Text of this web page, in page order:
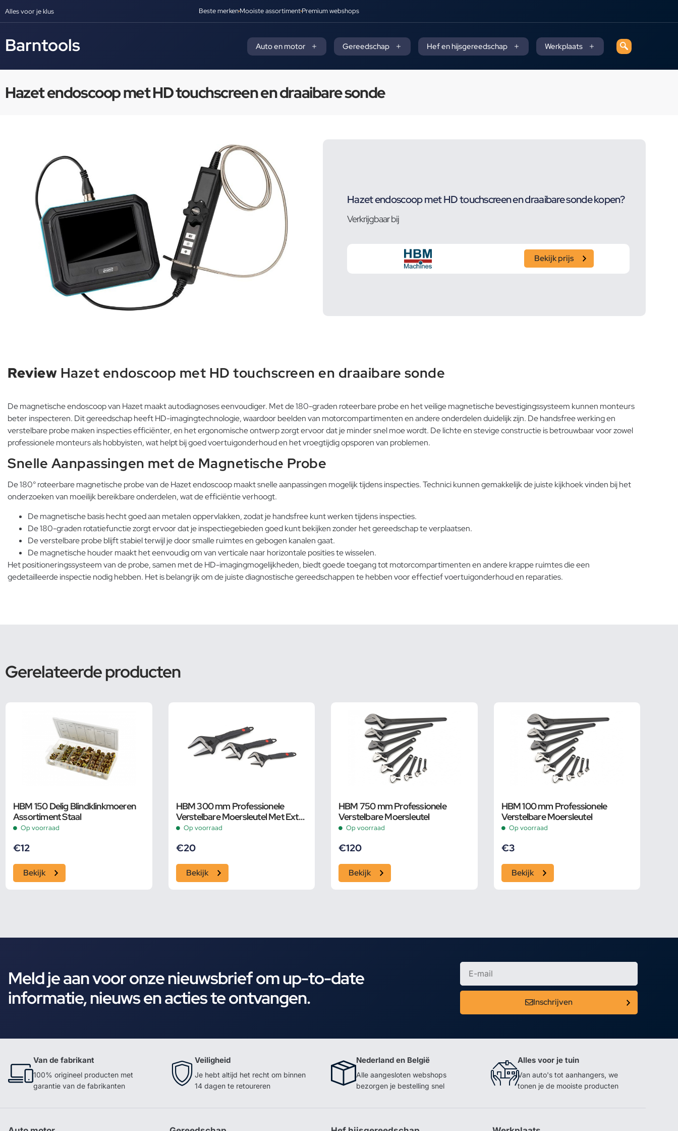
Alles voor je klus Beste merkenMooiste assortimentPremium webshops
Barntools Auto en motor Gereedschap Hef en hijsgereedschap Werkplaats
Hazet endoscoop met HD touchscreen en draaibare sonde
Hazet endoscoop met HD touchscreen en draaibare sonde kopen?
Verkrijgbaar bij
Bekijk prijs
Review Hazet endoscoop met HD touchscreen en draaibare sonde
De magnetische endoscoop van Hazet maakt autodiagnoses eenvoudiger. Met de 180-graden roteerbare probe en het veilige magnetische bevestigingssysteem kunnen monteurs
beter inspecteren. Dit gereedschap heeft HD-imagingtechnologie, waardoor beelden van motorcompartimenten en andere onderdelen duidelijk zijn. De handsfree werking en
verstelbare probe maken inspecties efficiënter, en het ergonomische ontwerp zorgt ervoor dat je minder snel moe wordt. De lichte en stevige constructie is betrouwbaar voor zowel
professionele monteurs als hobbyisten, wat helpt bij goed voertuigonderhoud en het vroegtijdig opsporen van problemen.
Snelle Aanpassingen met de Magnetische Probe
De 180° roteerbare magnetische probe van de Hazet endoscoop maakt snelle aanpassingen mogelijk tijdens inspecties. Technici kunnen gemakkelijk de juiste kijkhoek vinden bij het
onderzoeken van moeilijk bereikbare onderdelen, wat de efficiëntie verhoogt.
De magnetische basis hecht goed aan metalen oppervlakken, zodat je handsfree kunt werken tijdens inspecties.
De 180-graden rotatiefunctie zorgt ervoor dat je inspectiegebieden goed kunt bekijken zonder het gereedschap te verplaatsen.
De verstelbare probe blijft stabiel terwijl je door smalle ruimtes en gebogen kanalen gaat.
De magnetische houder maakt het eenvoudig om van verticale naar horizontale posities te wisselen.
Het positioneringssysteem van de probe, samen met de HD-imagingmogelijkheden, biedt goede toegang tot motorcompartimenten en andere krappe ruimtes die een
gedetailleerde inspectie nodig hebben. Het is belangrijk om de juistediagnostische gereedschappente hebben voor effectief voertuigonderhoud en reparaties.
Gerelateerde producten
HBM 150 Delig Blindklinkmoeren
Assortiment Staal
Op voorraad
€12
Bekijk
HBM 300 mm Professionele
Verstelbare Moersleutel Met Extra
Groot Bereik en Extra Smalle Bek
Op voorraad
€20
Bekijk
HBM 750 mm Professionele
Verstelbare Moersleutel
Op voorraad
€120
Bekijk
HBM 100 mm Professionele
Verstelbare Moersleutel
Op voorraad
€3
Bekijk
Meld je aan voor onze nieuwsbrief om up-to-date
informatie, nieuws en acties te ontvangen.
Inschrijven
Van de fabrikant
100% origineel producten met
garantie van de fabrikanten
Veiligheid
Je hebt altijd het recht om binnen
14 dagen te retoureren
Nederland en België
Alle aangesloten webshops
bezorgen je bestelling snel
Alles voor je tuin
Van auto's tot aanhangers, we
tonen je de mooiste producten